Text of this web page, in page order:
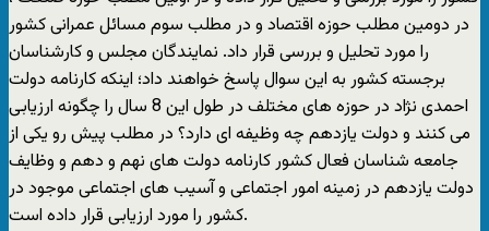
در دومين مطلب حوزه اقتصاد و در مطلب سوم مسائل عمرانی کشور
را مورد تحلیل و بررسی قرار داد. نمایندگان مجلس و کارشناسان
برجسته کشور به این سوال پاسخ خواهند داد؛ اینکه کارنامه دولت
احمدی نژاد در حوزه های مختلف در طول این 8 سال را چگونه ارزیابی
می کنند و دولت یازدهم چه وظیفه ای دارد؟ در مطلب پیش رو یکی از
جامعه شناسان فعال کشور کارنامه دولت های نهم و دهم و وظایف
دولت یازدهم در زمینه امور اجتماعی و آسیب های اجتماعی موجود در
کشور را مورد ارزیابی قرار داده است.